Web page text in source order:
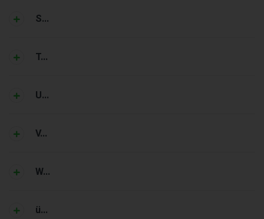
S...
T...
U...
V...
W...
ü...